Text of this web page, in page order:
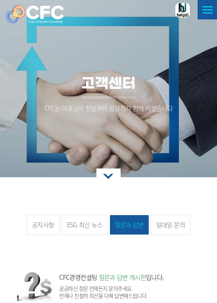
고객센터
CFC는 대표님의 창업부터 성공까지 함께 하겠습니다
공지사항 ESG 최신 뉴스 질문과 답변 일대일 문의
CFC경영컨설팅 질문과 답변 게시판입니다.
궁금하신 점은 언제든지 문의주세요.
언제나 친절히 최선을 다해 답변해드립니다.